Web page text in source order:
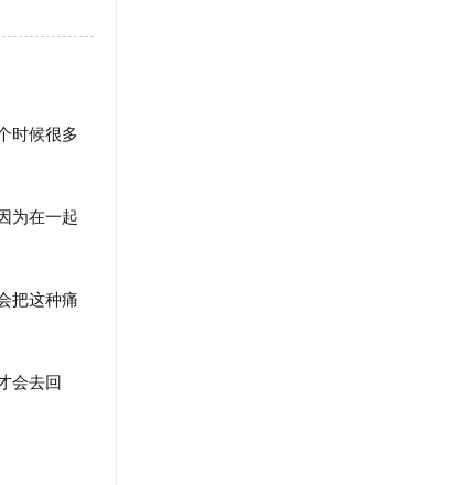
时候很多
为在一起
把这种痛
会去回